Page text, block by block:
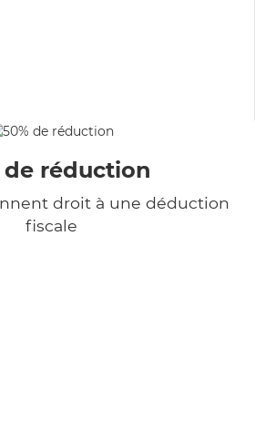
de réduction
droit à une déduction
fiscale